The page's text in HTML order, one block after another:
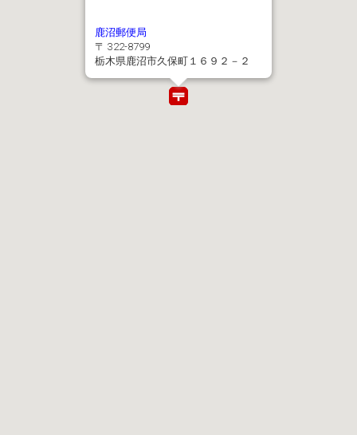
鹿沼郵便局
〒 322-8799
栃木県鹿沼市久保町１６９２－２